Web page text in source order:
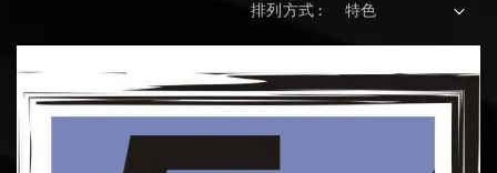
排列方式 :